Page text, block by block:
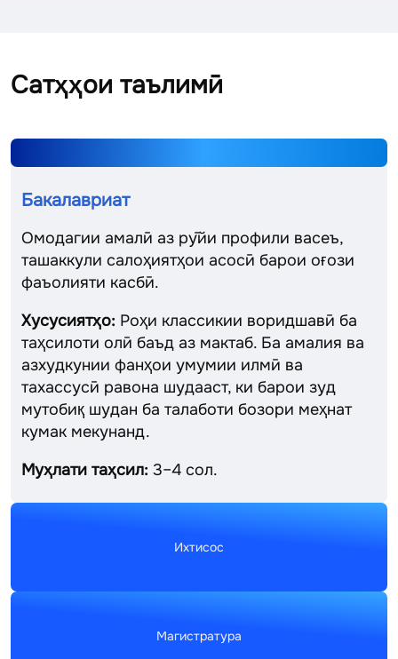
Сатҳҳои таълимӣ
Бакалавриат
Омодагии амалӣ аз рӯйи профили васеъ,
ташаккули салоҳиятҳои асосӣ барои оғози
фаъолияти касбӣ.
Хусусиятҳо: Роҳи классикии воридшавӣ ба
таҳсилоти олӣ баъд аз мактаб. Ба амалия ва
азхудкунии фанҳои умумии илмӣ ва
тахассусӣ равона шудааст, ки барои зуд
мутобиқ шудан ба талаботи бозори меҳнат
кумак мекунанд.
Муҳлати таҳсил: 3–4 сол.
Ихтисос
Магистратура